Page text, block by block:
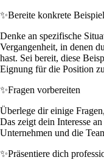
✨Bereite konkrete
Denke an spezifische
Vergangenheit, in denen
hast. Sei bereit, diese
Eignung für die Position
✨Fragen vorbereiten
Überlege dir einige
Das zeigt dein Interesse
Unternehmen und die
✨Präsentiere dich